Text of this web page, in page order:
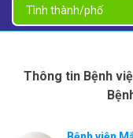
Thông tin Bệnh